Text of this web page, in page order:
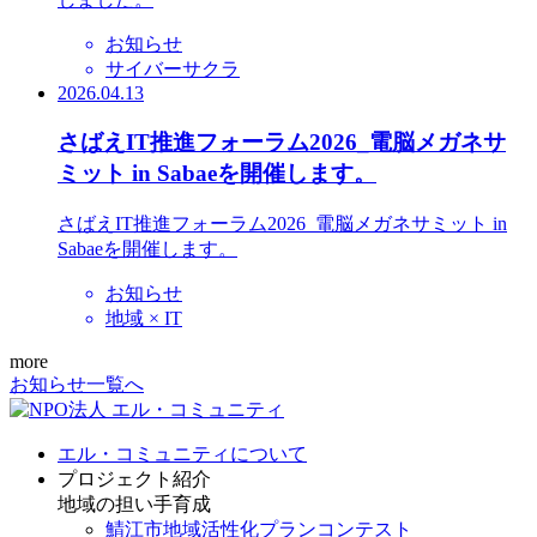
お知らせ
サイバーサクラ
2026.04.13
さばえIT推進フォーラム2026_電脳メガネサ
ミット in Sabaeを開催します。
さばえIT推進フォーラム2026_電脳メガネサミット in
Sabaeを開催します。
お知らせ
地域 × IT
more
お知らせ一覧へ
エル・コミュニティについて
プロジェクト紹介
地域の担い手育成
鯖江市地域活性化プランコンテスト